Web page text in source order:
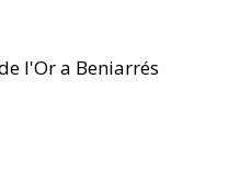
l'Or a Beniarrés